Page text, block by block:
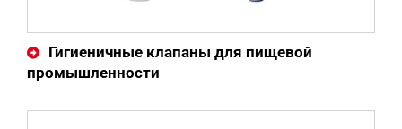
Гигиеничные клапаны для пищевой
промышленности